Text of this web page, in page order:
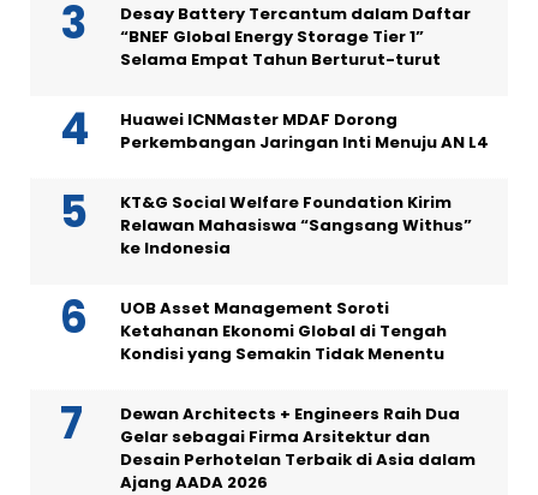
Desay Battery Tercantum dalam Daftar
“BNEF Global Energy Storage Tier 1”
Selama Empat Tahun Berturut-turut
Huawei ICNMaster MDAF Dorong
Perkembangan Jaringan Inti Menuju AN L4
KT&G Social Welfare Foundation Kirim
Relawan Mahasiswa “Sangsang Withus”
ke Indonesia
UOB Asset Management Soroti
Ketahanan Ekonomi Global di Tengah
Kondisi yang Semakin Tidak Menentu
Dewan Architects + Engineers Raih Dua
Gelar sebagai Firma Arsitektur dan
Desain Perhotelan Terbaik di Asia dalam
Ajang AADA 2026